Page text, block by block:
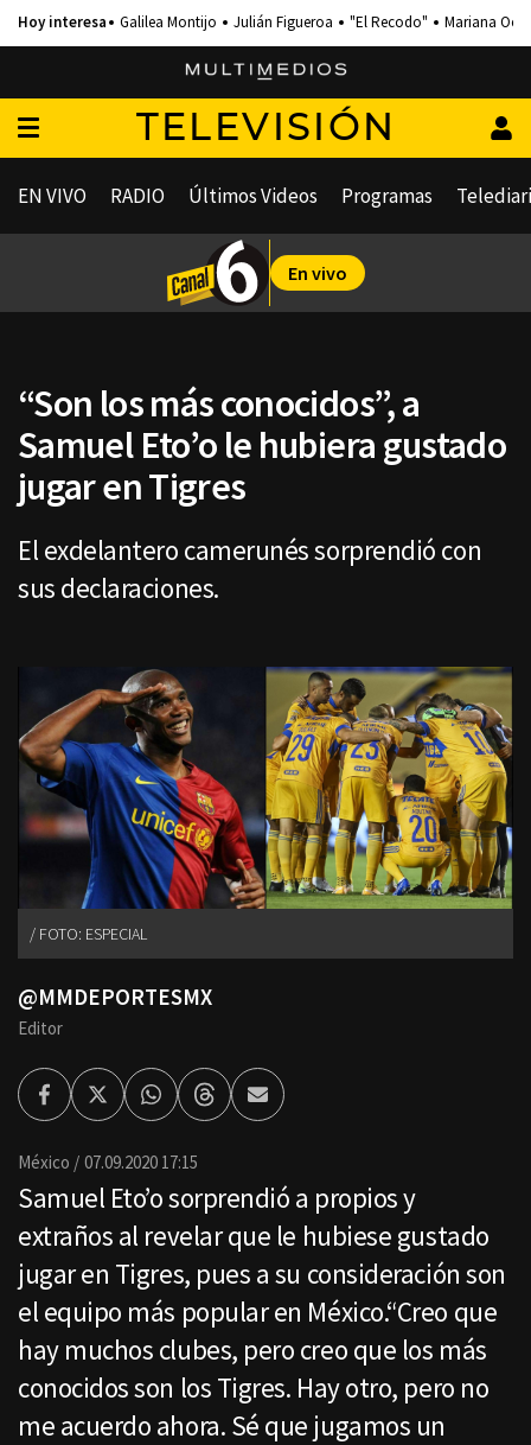
Galilea Montijo Julián Figueroa "El Recodo" Mariana
TELEVISIÓN
EN VIVO RADIO Últimos Videos Programas
En vivo
“Son los más conocidos”, a
Samuel Eto’o le hubiera gustado
jugar en Tigres
El exdelantero camerunés sorprendió con
sus declaraciones.
FOTO: ESPECIAL
@MMDEPORTESMX
Editor
FacebookTwitterWhatsappThreadsEnviar
por
México 07.09.2020 17:15
Samuel Eto’o sorprendió a propios y
extraños al revelar que le hubiese gustado
jugar en Tigres, pues a su consideración son
el equipo más popular en México.“Creo que
hay muchos clubes, pero creo que los más
conocidos son los Tigres. Hay otro, pero no
me acuerdo ahora. Sé que jugamos un